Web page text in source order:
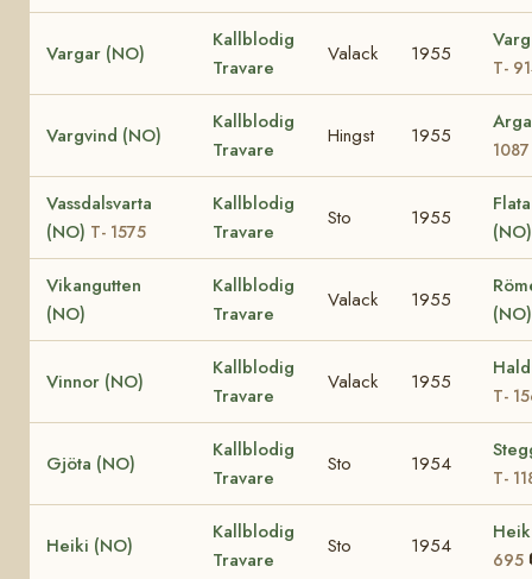
Vargar (NO)
Kallblodig
Travare
Valack 1955
T-
Vargvind (NO)
Kallblodig
Travare
Hingst 1955
1087
Vassdalsvarta
(NO) T- 1575
Kallblodig
Travare
Sto 1955
(NO)
Vikangutten
(NO)
Kallblodig
Travare
Valack 1955
(NO)
Vinnor (NO)
Kallblodig
Travare
Valack 1955
T-
Gjöta (NO)
Kallblodig
Travare
Sto 1954
T-
Heiki (NO)
Kallblodig
Travare
Sto 1954
695